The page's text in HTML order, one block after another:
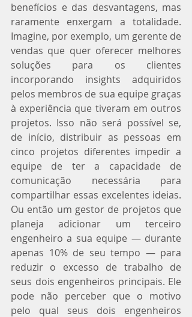
benefícios e das desvantagens, mas
raramente enxergam a totalidade.
Imagine, por exemplo, um gerente de
vendas que quer oferecer melhores
soluções para os clientes
incorporando insights adquiridos
pelos membros de sua equipe graças
à experiência que tiveram em outros
projetos. Isso não será possível se,
de início, distribuir as pessoas em
cinco projetos diferentes impedir a
equipe de ter a capacidade de
comunicação necessária para
compartilhar essas excelentes ideias.
Ou então um gestor de projetos que
planeja adicionar um terceiro
engenheiro a sua equipe — durante
apenas 10% de seu tempo — para
reduzir o excesso de trabalho de
seus dois engenheiros principais. Ele
pode não perceber que o motivo
pelo qual seus dois engenheiros